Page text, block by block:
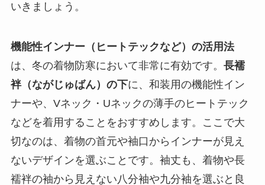
いきましょう。
機能性インナー（ヒートテックなど）の活用法
は、冬の着物防寒において非常に有効です。 長襦
袢（ながじゅばん）の下に、和装用の機能性イン
ナーや、Vネック・Uネックの薄手のヒートテック
などを着用することをおすすめします。ここで大
切なのは、着物の首元や袖口からインナーが見え
ないデザインを選ぶことです。袖丈も、着物や長
襦袢の袖から見えない八分袖や九分袖を選ぶと良